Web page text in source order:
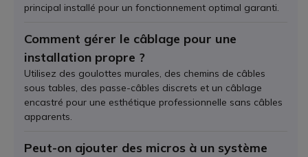
principal installé pour un fonctionnement optimal garanti.
Comment gérer le câblage pour une
installation propre ?
Utilisez des goulottes murales, des chemins de câbles
sous tables, des passe-câbles discrets et un câblage
encastré pour une esthétique professionnelle sans câbles
apparents.
Peut-on ajouter des micros à un système